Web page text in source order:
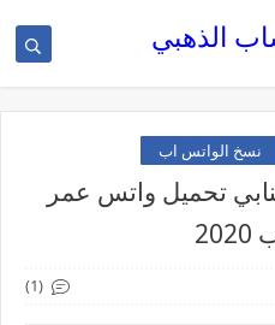
الذهبي
نسخ الواتس اب
تحميل واتس عمر
(1)